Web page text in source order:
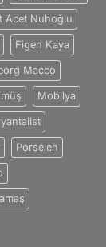
Acet Nuhoğlu
Figen Kaya
Macco
Mobilya
Porselen